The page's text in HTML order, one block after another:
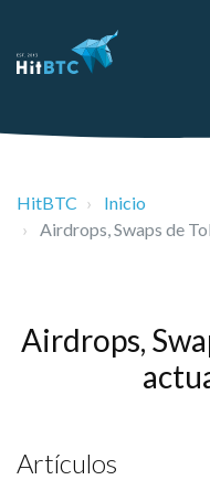
HitBTC
Inicio
Airdrops, Swaps de
Airdrops,
Artículos